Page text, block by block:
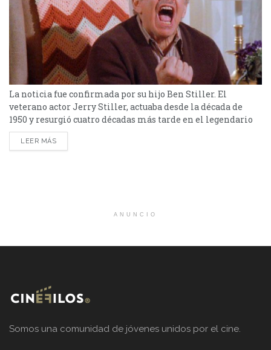
La noticia fue confirmada por su hijo Ben Stiller. El
veterano actor Jerry Stiller, actuaba desde la década de
1950 y resurgió cuatro décadas más tarde en el legendario
programa de televisión “Seinfeld” interpretando al
inolvidable Frank Costanza. Jerry tenía 92 años y fue su
LEER MÁS
ANUNCIO
Somos una comunidad de jóvenes unidos por el cine.